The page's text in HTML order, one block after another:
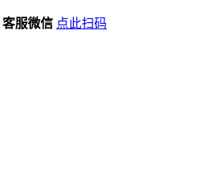
客服微信 点此扫码